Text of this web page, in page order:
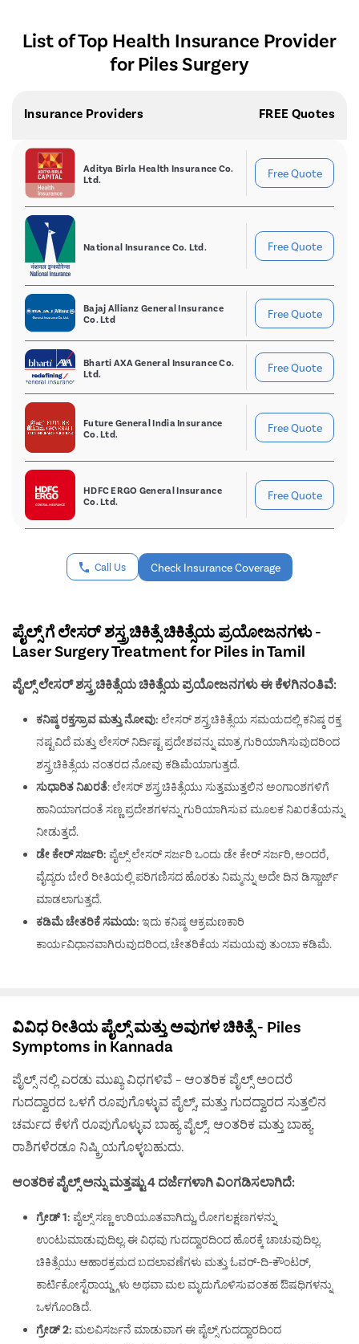
List of Top Health Insurance Provider
for Piles Surgery
Insurance Providers FREE Quotes
Aditya Birla Health Insurance Co.
Ltd.
Free Quote
National Insurance Co. Ltd. Free Quote
Bajaj Allianz General Insurance
Co. Ltd
Free Quote
Bharti AXA General Insurance Co.
Ltd.
Free Quote
Future General India Insurance
Co. Ltd.
Free Quote
HDFC ERGO General Insurance
Co. Ltd.
Free Quote
Check Insurance Coverage
ಪೈಲ್ಸ್ ಗೆ ಲೇಸರ್ ಶಸ್ತ್ರಚಿಕಿತ್ಸೆ ಚಿಕಿತ್ಸೆಯ ಪ್ರಯೋಜನಗಳು -
Laser Surgery Treatment for Piles in Tamil
ಪೈಲ್ಸ್ ಲೇಸರ್ ಶಸ್ತ್ರಚಿಕಿತ್ಸೆಯ ಚಿಕಿತ್ಸೆಯ ಪ್ರಯೋಜನಗಳು ಈ ಕೆಳಗಿನಂತಿವೆ:
ಕನಿಷ್ಠ ರಕ್ತಸ್ರಾವ ಮತ್ತು ನೋವು: ಲೇಸರ್ ಶಸ್ತ್ರಚಿಕಿತ್ಸೆಯ ಸಮಯದಲ್ಲಿ ಕನಿಷ್ಠ ರಕ್ತ
ನಷ್ಟವಿದೆ ಮತ್ತು ಲೇಸರ್ ನಿರ್ದಿಷ್ಟ ಪ್ರದೇಶವನ್ನು ಮಾತ್ರ ಗುರಿಯಾಗಿಸುವುದರಿಂದ
ಶಸ್ತ್ರಚಿಕಿತ್ಸೆಯ ನಂತರದ ನೋವು ಕಡಿಮೆಯಾಗುತ್ತದೆ.
ಸುಧಾರಿತ ನಿಖರತೆ: ಲೇಸರ್ ಶಸ್ತ್ರಚಿಕಿತ್ಸೆಯು ಸುತ್ತಮುತ್ತಲಿನ ಅಂಗಾಂಶಗಳಿಗೆ
ಹಾನಿಯಾಗದಂತೆ ಸಣ್ಣ ಪ್ರದೇಶಗಳನ್ನು ಗುರಿಯಾಗಿಸುವ ಮೂಲಕ ನಿಖರತೆಯನ್ನು
ನೀಡುತ್ತದೆ.
ಡೇ ಕೇರ್ ಸರ್ಜರಿ: ಪೈಲ್ಸ್ ಲೇಸರ್ ಸರ್ಜರಿ ಒಂದು ಡೇ ಕೇರ್ ಸರ್ಜರಿ, ಅಂದರೆ,
ವೈದ್ಯರು ಬೇರೆ ರೀತಿಯಲ್ಲಿ ಪರಿಗಣಿಸದ ಹೊರತು ನಿಮ್ಮನ್ನು ಅದೇ ದಿನ ಡಿಸ್ಚಾರ್ಜ್
ಮಾಡಲಾಗುತ್ತದೆ.
ಕಡಿಮೆ ಚೇತರಿಕೆ ಸಮಯ: ಇದು ಕನಿಷ್ಠ ಆಕ್ರಮಣಕಾರಿ
ಕಾರ್ಯವಿಧಾನವಾಗಿರುವುದರಿಂದ, ಚೇತರಿಕೆಯ ಸಮಯವು ತುಂಬಾ ಕಡಿಮೆ.
ವಿವಿಧ ರೀತಿಯ ಪೈಲ್ಸ್ ಮತ್ತು ಅವುಗಳ ಚಿಕಿತ್ಸೆ - Piles
Symptoms in Kannada
ಪೈಲ್ಸ್ ನಲ್ಲಿ ಎರಡು ಮುಖ್ಯ ವಿಧಗಳಿವೆ – ಆಂತರಿಕ ಪೈಲ್ಸ್ ಅಂದರೆ
ಗುದದ್ವಾರದ ಒಳಗೆ ರೂಪುಗೊಳ್ಳುವ ಪೈಲ್ಸ್, ಮತ್ತು ಗುದದ್ವಾರದ ಸುತ್ತಲಿನ
ಚರ್ಮದ ಕೆಳಗೆ ರೂಪುಗೊಳ್ಳುವ ಬಾಹ್ಯ ಪೈಲ್ಸ್. ಆಂತರಿಕ ಮತ್ತು ಬಾಹ್ಯ
ರಾಶಿಗಳೆರಡೂ ನಿಷ್ಕ್ರಿಯಗೊಳ್ಳಬಹುದು.
ಆಂತರಿಕ ಪೈಲ್ಸ್ ಅನ್ನು ಮತ್ತಷ್ಟು 4 ದರ್ಜೆಗಳಾಗಿ ವಿಂಗಡಿಸಲಾಗಿದೆ:
ಗ್ರೇಡ್ 1: ಪೈಲ್ಸ್ ಸಣ್ಣ ಉರಿಯೂತವಾಗಿದ್ದು, ರೋಗಲಕ್ಷಣಗಳನ್ನು
ಉಂಟುಮಾಡುವುದಿಲ್ಲ. ಈ ವಿಧವು ಗುದದ್ವಾರದಿಂದ ಹೊರಕ್ಕೆ ಚಾಚುವುದಿಲ್ಲ.
ಚಿಕಿತ್ಸೆಯು ಆಹಾರಕ್ರಮದ ಬದಲಾವಣೆಗಳು ಮತ್ತು ಓವರ್-ದಿ-ಕೌಂಟರ್,
ಕಾರ್ಟಿಕೋಸ್ಟೆರಾಯ್ಡ್ಗಳು ಅಥವಾ ಮಲ ಮೃದುಗೊಳಿಸುವಂತಹ ಔಷಧಿಗಳನ್ನು
ಒಳಗೊಂಡಿದೆ.
ಗ್ರೇಡ್ 2: ಮಲವಿಸರ್ಜನೆ ಮಾಡುವಾಗ ಈ ಪೈಲ್ಸ್ ಗುದದ್ವಾರದಿಂದ